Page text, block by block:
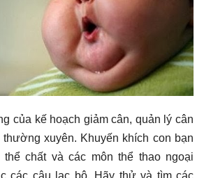
của kế hoạch giảm cân, quản lý cân
xuyên. Khuyến khích con bạn
chất và các môn thể thao ngoại